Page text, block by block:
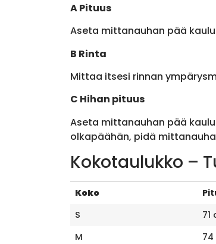
A Pituus
Aseta mittanauhan pää
B Rinta
Mittaa itsesi rinnan
C Hihan pituus
Aseta mittanauhan pää
olkapäähän, pidä
Kokotaulukko –
Koko
S
71
M
74